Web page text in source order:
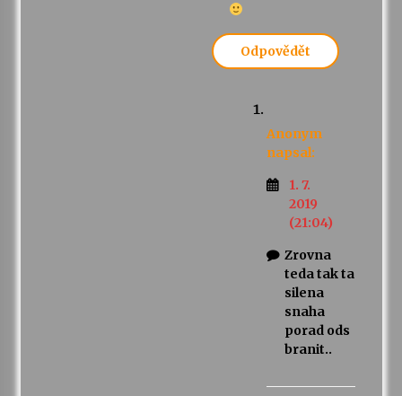
Odpovědět
Anonym
napsal:
1. 7.
2019
(21:04)
Zrovna
teda tak ta
silena
snaha
porad ods
branit..